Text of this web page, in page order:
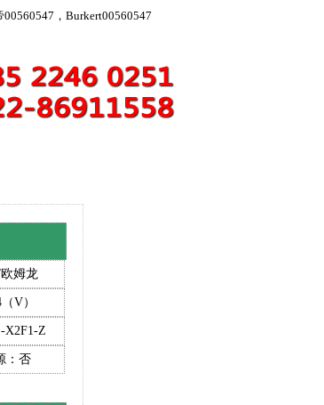
，Burkert00560547
姆龙
V）
X2F1-Z
：否